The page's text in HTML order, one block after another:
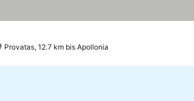
Provatas, 12.7 km bis Apollonia